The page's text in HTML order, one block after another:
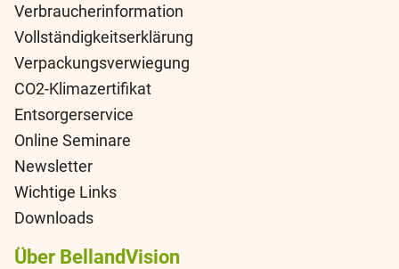
Verbraucherinformation
Vollständigkeitserklärung
Verpackungsverwiegung
CO2-Klimazertifikat
Entsorgerservice
Online Seminare
Newsletter
Wichtige Links
Downloads
Über BellandVision